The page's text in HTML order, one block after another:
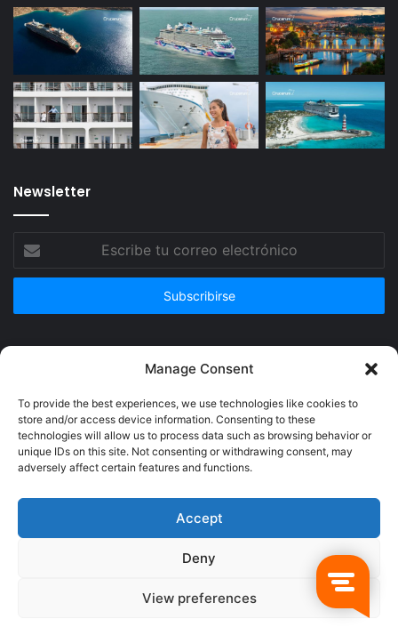
Manage Consent
To provide the best experiences, we use technologies like cookies to
store and/or access device information. Consenting to these
technologies will allow us to process data such as browsing behavior or
unique IDs on this site. Not consenting or withdrawing consent, may
adversely affect certain features and functions.
Accept
Deny
View preferences
Newsletter
correo
© Copyright 2026, Todos los derechos reservados @Crucerum |
Facebook
TwitterYouTubeInstagram